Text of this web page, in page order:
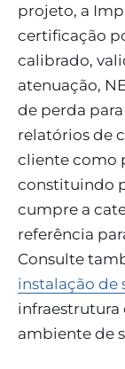
projeto, a
certificação
calibrado,
atenuação,
de perda
relatórios de
cliente como
constituindo
cumpre a
referência
Consulte
instalação de
infraestrutura
ambiente de